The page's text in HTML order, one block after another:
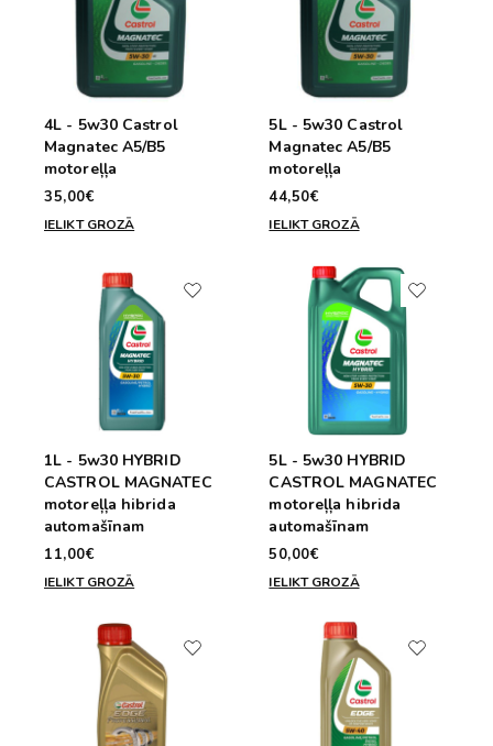
4L - 5w30 Castrol
Magnatec A5/B5
motoreļļa
35,00€
IELIKT GROZĀ
5L - 5w30 Castrol
Magnatec A5/B5
motoreļļa
44,50€
IELIKT GROZĀ
1L - 5w30 HYBRID
CASTROL MAGNATEC
motoreļļa hibrida
automašīnam
11,00€
IELIKT GROZĀ
5L - 5w30 HYBRID
CASTROL MAGNATEC
motoreļļa hibrida
automašīnam
50,00€
IELIKT GROZĀ